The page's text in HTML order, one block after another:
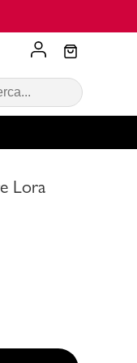
più
Lora